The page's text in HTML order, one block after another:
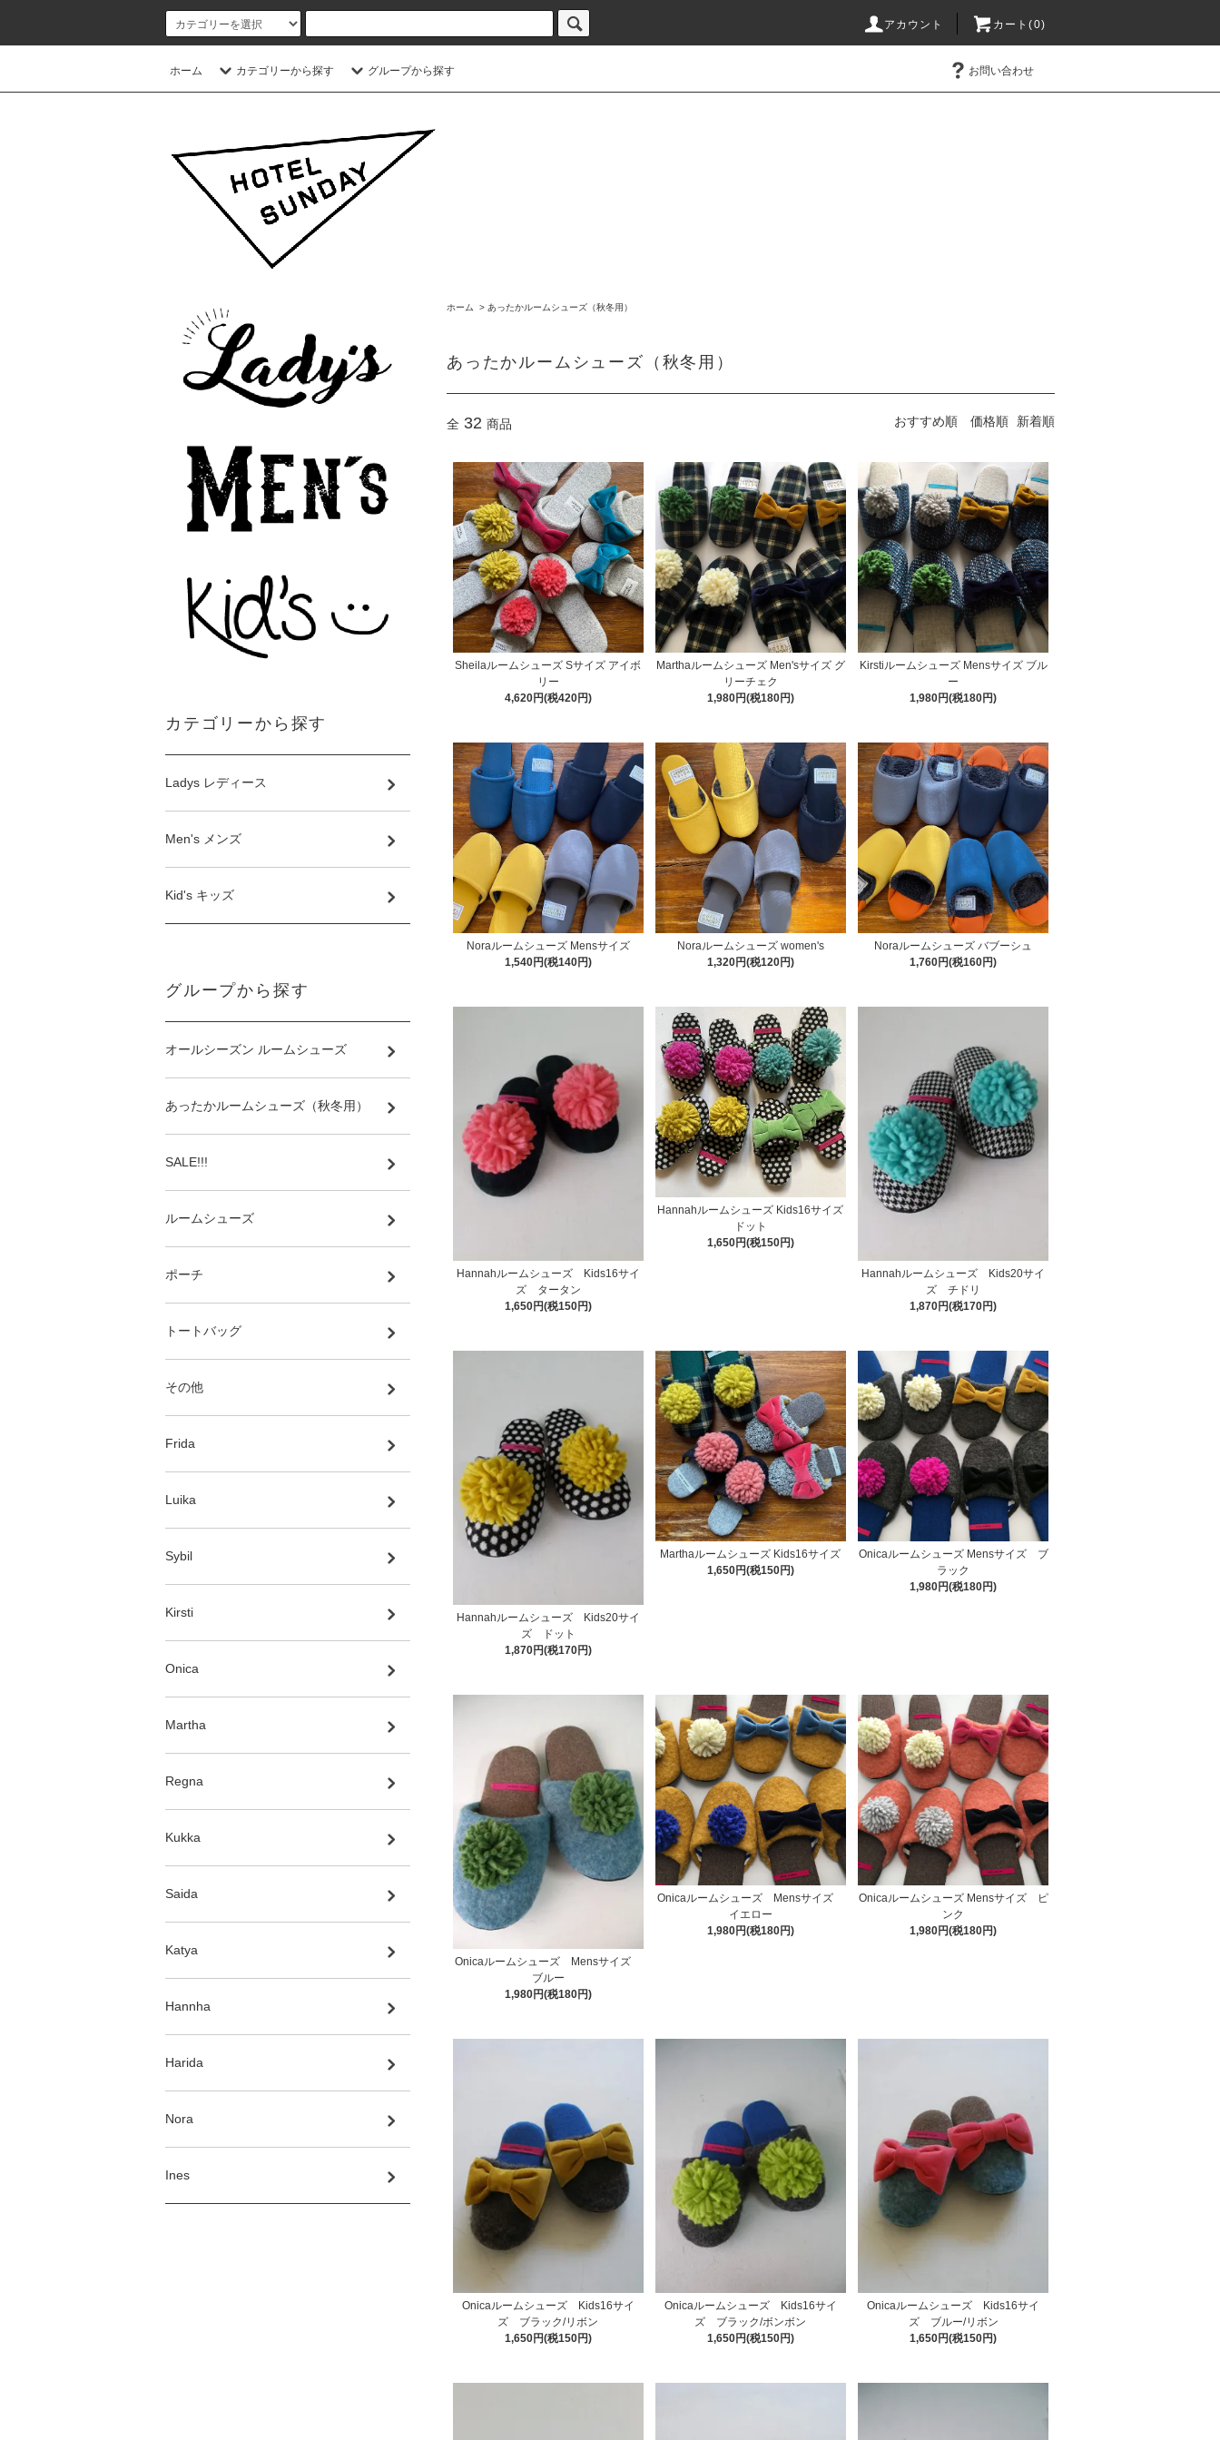
アカウント カート(0)
ホーム カテゴリーから探す グループから探す お問い合わせ
ホーム > あったかルームシューズ（秋冬用）
あったかルームシューズ（秋冬用）
全 32 商品 おすすめ順 価格順 新着順
Sheilaルームシューズ Sサイズ アイボ
リー
4,620円(税420円)
Marthaルームシューズ Men'sサイズ グ
リーチェク
1,980円(税180円)
Kirstiルームシューズ Mensサイズ ブル
ー
1,980円(税180円)
Noraルームシューズ Mensサイズ
1,540円(税140円)
Noraルームシューズ women's
1,320円(税120円)
Noraルームシューズ バブーシュ
1,760円(税160円)
Hannahルームシューズ Kids16サイ
ズ タータン
1,650円(税150円)
Hannahルームシューズ Kids16サイズ
ドット
1,650円(税150円)
Hannahルームシューズ Kids20サイ
ズ チドリ
1,870円(税170円)
Hannahルームシューズ Kids20サイ
ズ ドット
1,870円(税170円)
Marthaルームシューズ Kids16サイズ
1,650円(税150円)
Onicaルームシューズ Mensサイズ ブ
ラック
1,980円(税180円)
Onicaルームシューズ Mensサイズ
ブルー
1,980円(税180円)
Onicaルームシューズ Mensサイズ
イエロー
1,980円(税180円)
Onicaルームシューズ Mensサイズ ピ
ンク
1,980円(税180円)
Onicaルームシューズ Kids16サイ
ズ ブラック/リボン
1,650円(税150円)
Onicaルームシューズ Kids16サイ
ズ ブラック/ボンボン
1,650円(税150円)
Onicaルームシューズ Kids16サイ
ズ ブルー/リボン
1,650円(税150円)
カテゴリーから探す
Ladys レディース
Men's メンズ
Kid's キッズ
グループから探す
オールシーズン ルームシューズ
あったかルームシューズ（秋冬用）
SALE!!!
ルームシューズ
ポーチ
トートバッグ
その他
Frida
Luika
Sybil
Kirsti
Onica
Martha
Regna
Kukka
Saida
Katya
Hannha
Harida
Nora
Ines